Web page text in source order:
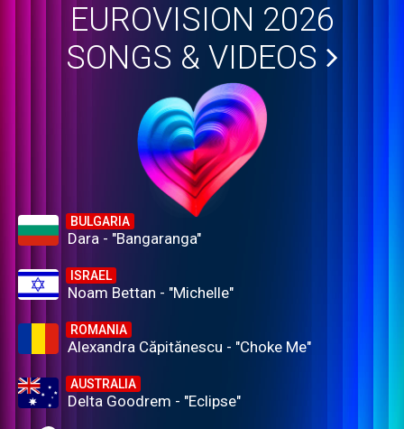
EUROVISION 2026
SONGS & VIDEOS
BULGARIA
Dara - "Bangaranga"
ISRAEL
Noam Bettan - "Michelle"
ROMANIA
Alexandra Căpitănescu - "Choke Me"
AUSTRALIA
Delta Goodrem - "Eclipse"